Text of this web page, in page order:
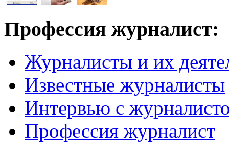
Профессия журналист:
Журналисты и их
Известные журналисты
Интервью с
Профессия журналист